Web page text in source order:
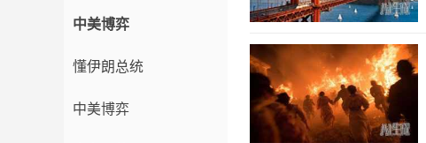
中美博弈
懂伊朗总统
中美博弈